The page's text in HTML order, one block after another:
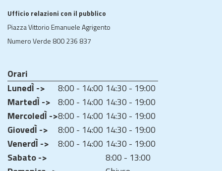
Ufficio relazioni con il pubblico
Piazza Vittorio Emanuele Agrigento
Numero Verde 800 236 837
Orari
LunedÌ ->
8:00 - 14:00 14:30 - 19:00
MartedÌ -> 8:00 - 14:00 14:30 - 19:00
MercoledÌ ->8:00 - 14:00 14:30 - 19:00
GiovedÌ ->
8:00 - 14:00 14:30 - 19:00
VenerdÌ ->
8:00 - 14:00 14:30 - 19:00
Sabato ->
8:00 - 13:00